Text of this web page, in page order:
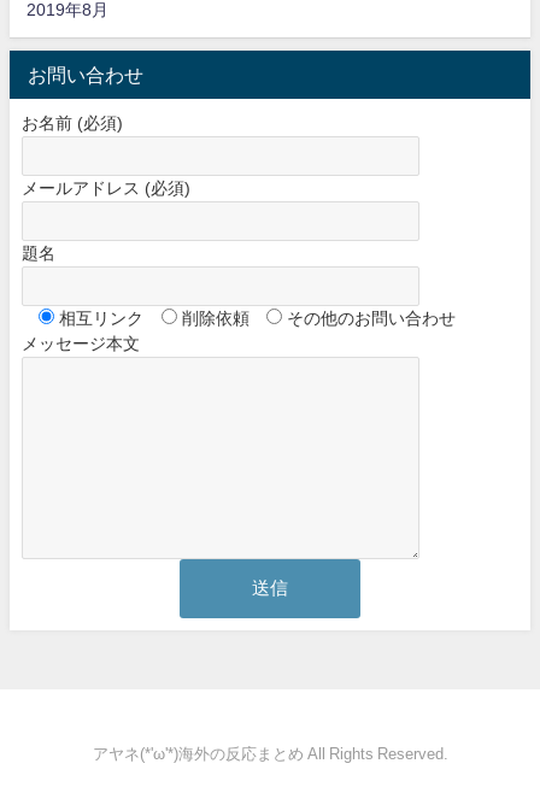
2019年8月
お問い合わせ
お名前 (必須)
メールアドレス (必須)
題名
相互リンク 削除依頼
その他のお問い合わせ
メッセージ本文
アヤネ(*'ω'*)海外の反応まとめ All Rights Reserved.